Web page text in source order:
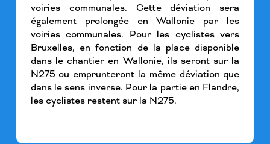
voiries communales. Cette déviation sera
également prolongée en Wallonie par les
voiries communales. Pour les cyclistes vers
Bruxelles, en fonction de la place disponible
dans le chantier en Wallonie, ils seront sur la
N275 ou emprunteront la même déviation que
dans le sens inverse. Pour la partie en Flandre,
les cyclistes restent sur la N275.